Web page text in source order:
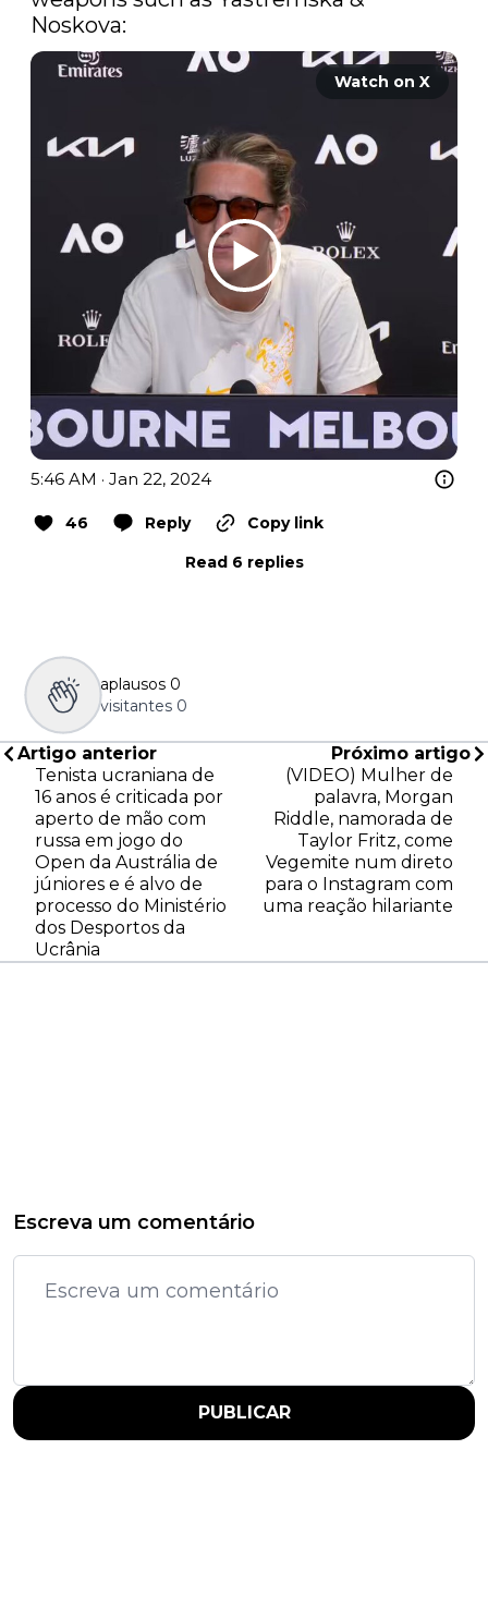
Noskova:
Watch on X
5:46 AM · Jan 22, 2024
46 Reply
Copy link
Read 6 replies
aplausos 0
visitantes 0
Artigo anterior
Tenista ucraniana de
16 anos é criticada por
aperto de mão com
russa em jogo do
Open da Austrália de
júniores e é alvo de
processo do Ministério
dos Desportos da
Ucrânia
Próximo artigo
(VIDEO) Mulher de
palavra, Morgan
Riddle, namorada de
Taylor Fritz, come
Vegemite num direto
para o Instagram com
uma reação hilariante
Escreva um comentário
PUBLICAR